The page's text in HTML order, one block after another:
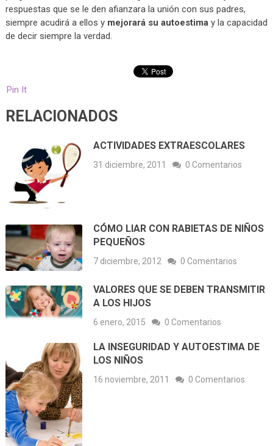
respuestas que se le den afianzara la unión con sus padres,
siempre acudirá a ellos y mejorará su autoestimay la capacidad
de decir siempre la verdad.
Pin It
RELACIONADOS
ACTIVIDADES EXTRAESCOLARES
31 diciembre, 2011 0 Comentarios
CÓMO LIAR CON RABIETAS DE NIÑOS
PEQUEÑOS
7 diciembre, 2012 0 Comentarios
VALORES QUE SE DEBEN TRANSMITIR
A LOS HIJOS
6 enero, 2015 0 Comentarios
LA INSEGURIDAD Y AUTOESTIMA DE
LOS NIÑOS
16 noviembre, 2011 0 Comentarios